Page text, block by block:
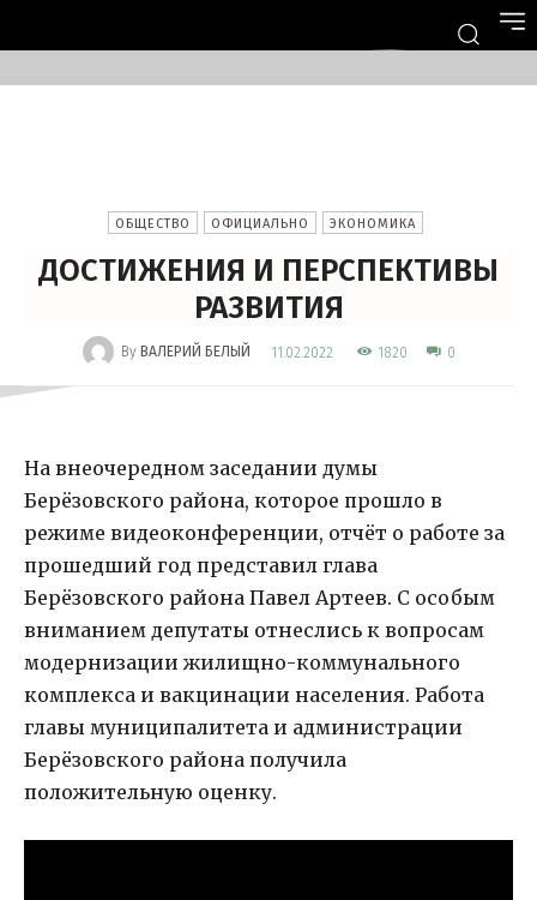
ОБЩЕСТВО ОФИЦИАЛЬНО ЭКОНОМИКА
ДОСТИЖЕНИЯ И ПЕРСПЕКТИВЫ
РАЗВИТИЯ
By ВАЛЕРИЙ БЕЛЫЙ 11.02.2022 1820 0
На внеочередном заседании думы
Берёзовского района, которое прошло в
режиме видеоконференции, отчёт о работе за
прошедший год представил глава
Берёзовского района Павел Артеев. С особым
вниманием депутаты отнеслись к вопросам
модернизации жилищно-коммунального
комплекса и вакцинации населения. Работа
главы муниципалитета и администрации
Берёзовского района получила
положительную оценку.